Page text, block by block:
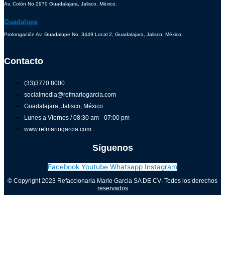
Av. Colón No 2970 Guadalajara, Jalisco, México.
Guadalupe
Prolongación Av. Guadalupe No. 3449 Local 2, Guadalajara, Jalisco, México.
Contacto
(33)3770 8000
socialmedia@refmariogarcia.com
Guadalajara, Jalisco, México
Lunes a Viernes / 08:30 am - 07:00 pm
www.refmariogarcia.com
Síguenos
Facebook Youtube Whatsapp Instagram
© Copyright 2023 Refaccionaria Mario Garcia SA DE CV- Todos los derechos
reservados